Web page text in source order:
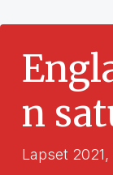
n
Lapset 2021,